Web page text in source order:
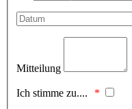
Mitteilung
Ich stimme zu....